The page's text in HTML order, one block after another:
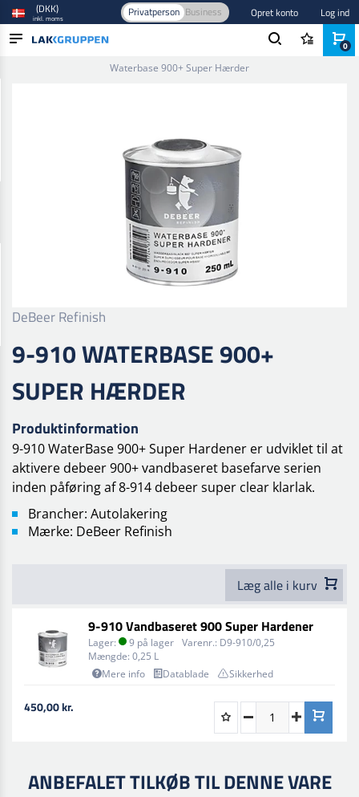
(DKK)
inkl. moms Privatperson Business Opret konto Log ind
Waterbase 900+ Super Hærder
DeBeer Refinish
9-910 WATERBASE 900+
SUPER HÆRDER
Produktinformation
9-910 WaterBase 900+ Super Hardener er udviklet til at
aktivere debeer 900+ vandbaseret basefarve serien
inden påføring af 8-914 debeer super clear klarlak.
Brancher: Autolakering
Mærke: DeBeer Refinish
Læg alle i kurv
9-910 Vandbaseret 900 Super Hardener
Lager: 9 på lager Varenr.: D9-910/0,25
Mængde: 0,25 L
Mere info
Datablade Sikkerhed
450,00 kr.
ANBEFALET TILKØB TIL DENNE VARE
0